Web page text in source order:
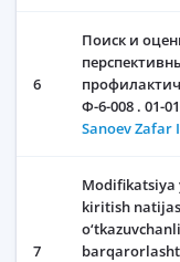
6
Поиск и
Ф-6-008 . 01-
Sanoev Zafar
7
kiritish